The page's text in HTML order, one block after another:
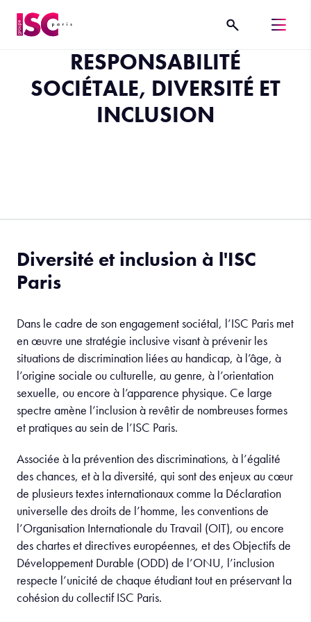
RESPONSABILITÉ
SOCIÉTALE, DIVERSITÉ ET
INCLUSION
Diversité et inclusion à l'ISC
Paris
Dans le cadre de son engagement sociétal, l’ISC Paris met
en œuvre une stratégie inclusive visant à prévenir les
situations de discrimination liées au handicap, à l’âge, à
l’origine sociale ou culturelle, au genre, à l’orientation
sexuelle, ou encore à l’apparence physique. Ce large
spectre amène l’inclusion à revêtir de nombreuses formes
et pratiques au sein de l’ISC Paris.
Associée à la prévention des discriminations, à l’égalité
des chances, et à la diversité, qui sont des enjeux au cœur
de plusieurs textes internationaux comme la Déclaration
universelle des droits de l’homme, les conventions de
l’Organisation Internationale du Travail (OIT), ou encore
des chartes et directives européennes, et des Objectifs de
Développement Durable (ODD) de l’ONU, l’inclusion
respecte l’unicité de chaque étudiant tout en préservant la
cohésion du collectif ISC Paris.